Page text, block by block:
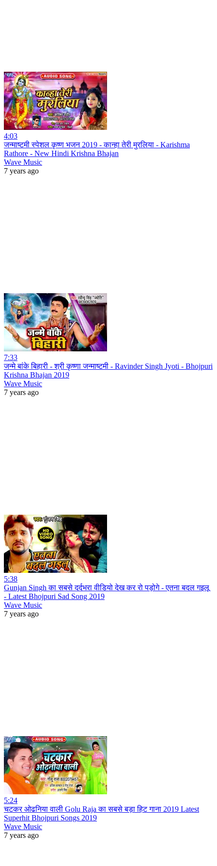
4:03
जन्माष्टमी स्पेशल कृष्ण भजन 2019 - कान्हा तेरी मुरलिया - Karishma
Rathore - New Hindi Krishna Bhajan
Wave Music
7 years ago
7:33
जन्मे बांके बिहारी - श्री कृष्णा जन्माष्टमी - Ravinder Singh Jyoti - Bhojpuri
Krishna Bhajan 2019
Wave Music
7 years ago
5:38
Gunjan Singh का सबसे दर्दभरा वीडियो देख कर रो पड़ोगे - एतना बदल गइलू
- Latest Bhojpuri Sad Song 2019
Wave Music
7 years ago
5:24
चटकर ओढनिया वाली Golu Raja का सबसे बड़ा हिट गाना 2019 Latest
Superhit Bhojpuri Songs 2019
Wave Music
7 years ago